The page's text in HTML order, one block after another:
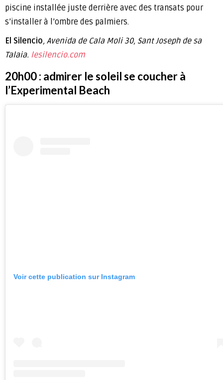
piscine installée juste derrière avec des transats pour
s’installer à l’ombre des palmiers.
El Silencio, Avenida de Cala Moli 30, Sant Joseph de sa
Talaia. lesilencio.com
20h00 : admirer le soleil se coucher à
l’Experimental Beach
Voir cette publication sur Instagram